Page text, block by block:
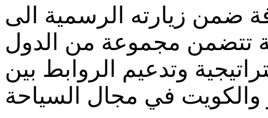
ضمن زيارته الرسمية الى
تتضمن مجموعة من الدول
وتدعيم الروابط بين